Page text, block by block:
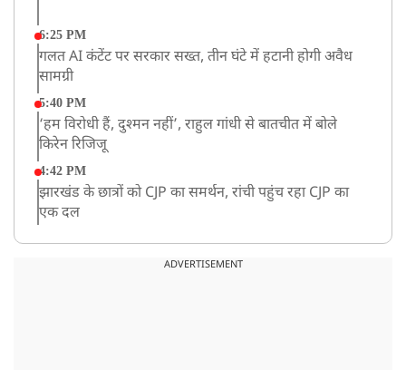
6:25 PM
गलत AI कंटेंट पर सरकार सख्त, तीन घंटे में हटानी होगी अवैध
सामग्री
5:40 PM
‘हम विरोधी हैं, दुश्मन नहीं’, राहुल गांधी से बातचीत में बोले
किरेन रिजिजू
4:42 PM
झारखंड के छात्रों को CJP का समर्थन, रांची पहुंच रहा CJP का
एक दल
बॉम्बे हाईकोर्ट ने यौन उत्पीड़न मामले में तहलका के पूर्व एडिटर
ADVERTISEMENT